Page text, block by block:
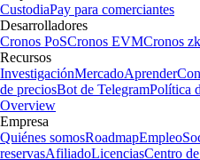
CustodiaPay para comerciantes
Desarrolladores
Cronos PoSCronos EVMCronos
Recursos
InvestigaciónMercadoAprender
de preciosBot de TelegramPolítica
Overview
Empresa
Quiénes somosRoadmapEmpleo
reservasAfiliadoLicenciasCentro